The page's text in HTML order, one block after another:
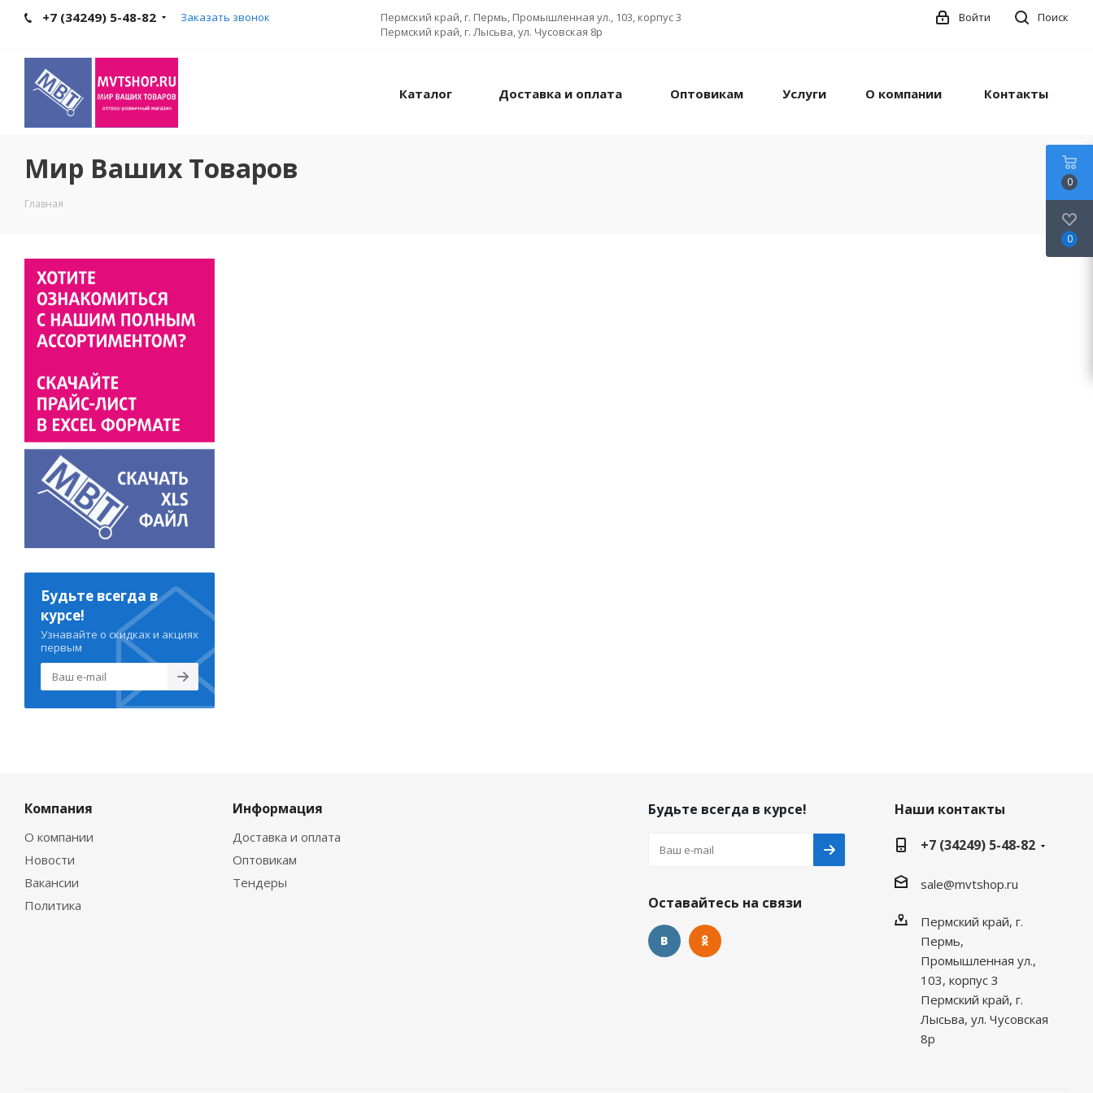
+7 (34249) 5-48-82 Заказать звонок
Пермский край, г. Пермь, Промышленная ул., 103, корпус 3
Пермский край, г. Лысьва, ул. Чусовская 8р
Поиск
Войти
Каталог Доставка и оплата Оптовикам Услуги О компании Контакты
Мир Ваших Товаров
Главная
Будьте всегда в
курсе!
Узнавайте о скидках и акциях
первым
Компания
О компании
Новости
Вакансии
Политика
Информация
Доставка и оплата
Оптовикам
Тендеры
Будьте всегда в курсе!
Оставайтесь на связи
Наши контакты
+7 (34249) 5-48-82
sale@mvtshop.ru
Пермский край, г.
Пермь,
Промышленная ул.,
103, корпус 3
Пермский край, г.
Лысьва, ул. Чусовская
8р
0
0